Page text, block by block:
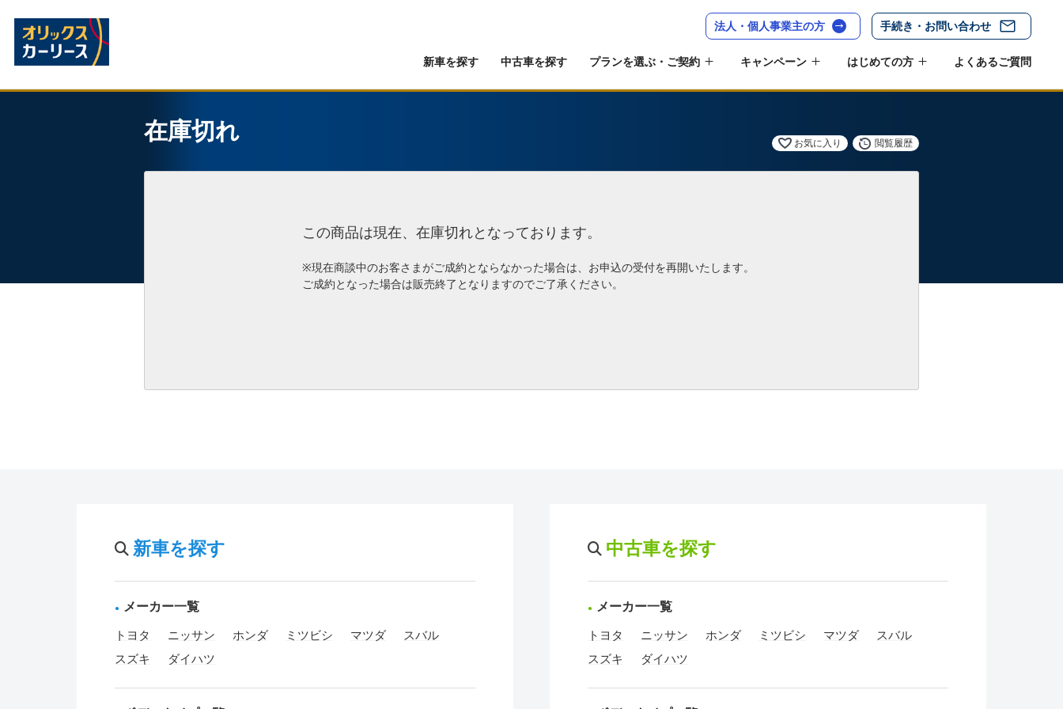
法人・個人事業主の方 手続き・お問い合わせ
新車を探す 中古車を探す プランを選ぶ・ご契約 キャンペーン はじめての方 よくあるご質問
在庫切れ お気に入り 閲覧履歴
この商品は現在、在庫切れとなっております。
※現在商談中のお客さまがご成約とならなかった場合は、お申込の受付を再開いたします。
ご成約となった場合は販売終了となりますのでご了承ください。
新車を探す
メーカー一覧
トヨタ ニッサン ホンダ ミツビシ マツダ
スバル
スズキ
ダイハツ
中古車を探す
メーカー一覧
トヨタ ニッサン ホンダ ミツビシ マツダ
スバル
スズキ
ダイハツ